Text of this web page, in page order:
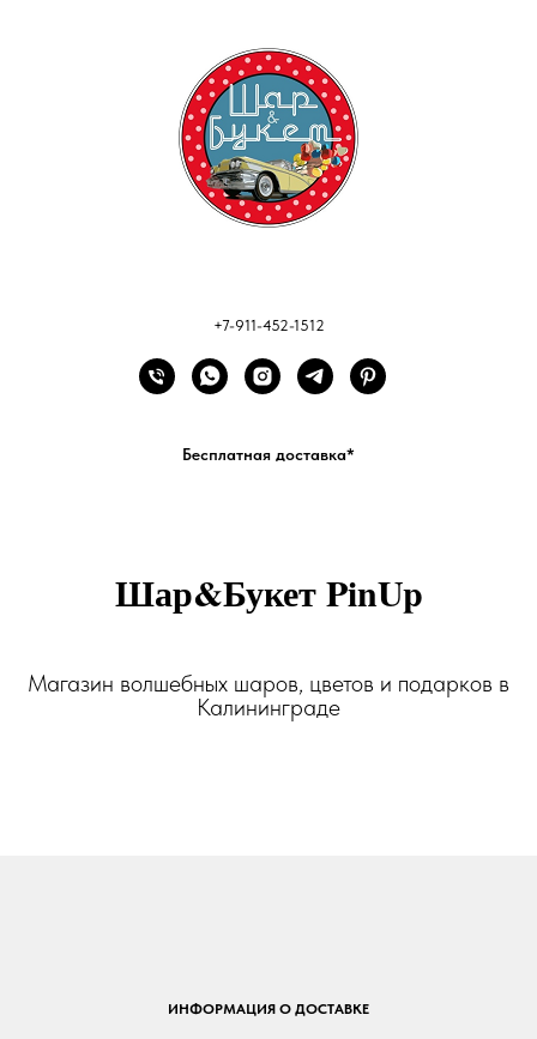
+7-911-452-1512
Бесплатная доставка*
Шар&Букет PinUp
Магазин волшебных шаров, цветов и подарков в
Калининграде
ИНФОРМАЦИЯ О ДОСТАВКЕ